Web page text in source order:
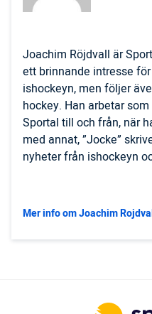
Joachim Röjdvall är
ett brinnande intresse
ishockeyn, men följer
hockey. Han arbetar
Sportal till och från, när
med annat, ”Jocke”
nyheter från ishockeyn
Mer info om Joachim